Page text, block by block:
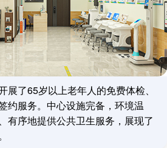
展了65岁以上老年人的免费体检、
约服务。中心设施完备，环境温
有序地提供公共卫生服务，展现了